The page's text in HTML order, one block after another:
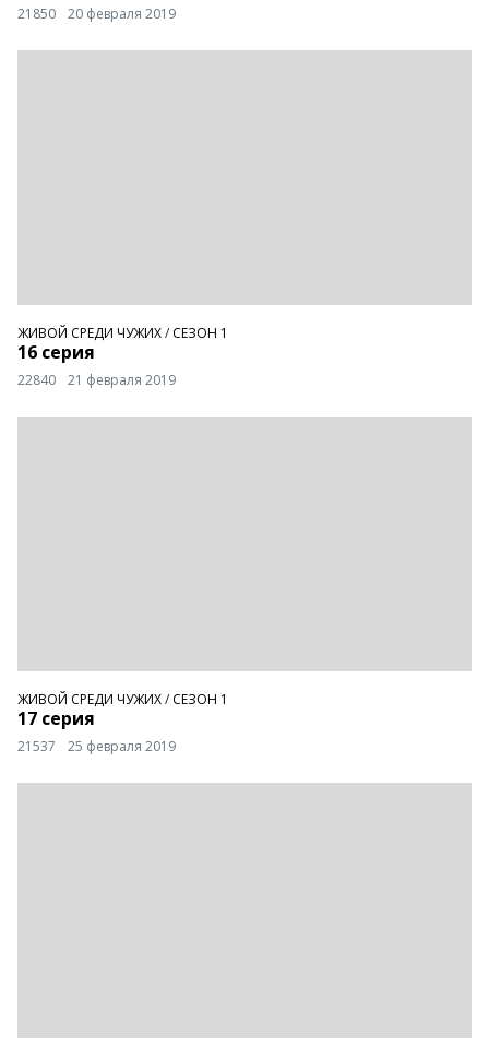
21850 20 февраля 2019
ЖИВОЙ СРЕДИ ЧУЖИХ/ СЕЗОН 1
16 серия
22840 21 февраля 2019
ЖИВОЙ СРЕДИ ЧУЖИХ/ СЕЗОН 1
17 серия
21537 25 февраля 2019